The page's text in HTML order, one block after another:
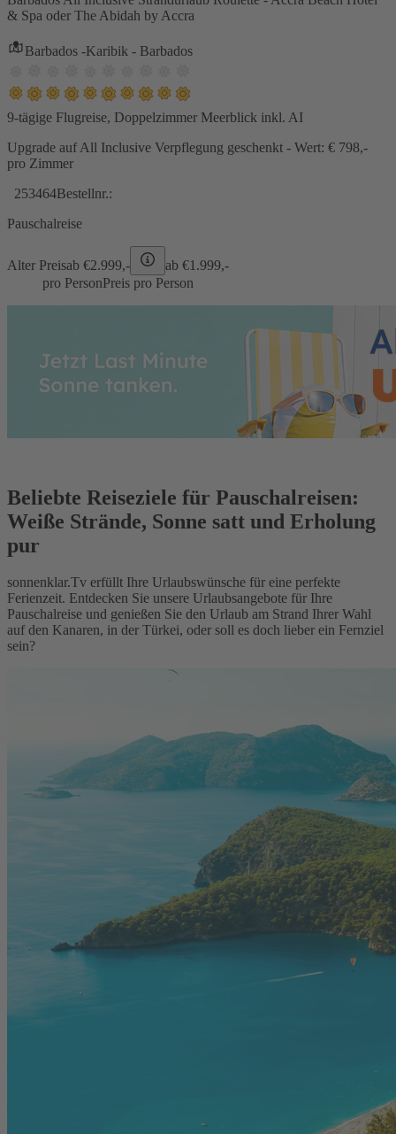
& Spa oder The Abidah by Accra
Barbados -Karibik - Barbados
9-tägige Flugreise, Doppelzimmer Meerblick inkl. AI
Upgrade auf All Inclusive Verpflegung geschenkt - Wert: € 798,-
pro Zimmer
253464Bestellnr.:
Pauschalreise
Alter Preisab €2.999,- ab €1.999,-
pro PersonPreis pro Person
Beliebte Reiseziele für Pauschalreisen:
Weiße Strände, Sonne satt und Erholung
pur
sonnenklar.Tv erfüllt Ihre Urlaubswünsche für eine perfekte
Ferienzeit. Entdecken Sie unsere Urlaubsangebote für Ihre
Pauschalreise und genießen Sie den Urlaub am Strand Ihrer Wahl
auf den Kanaren, in der Türkei, oder soll es doch lieber ein Fernziel
sein?